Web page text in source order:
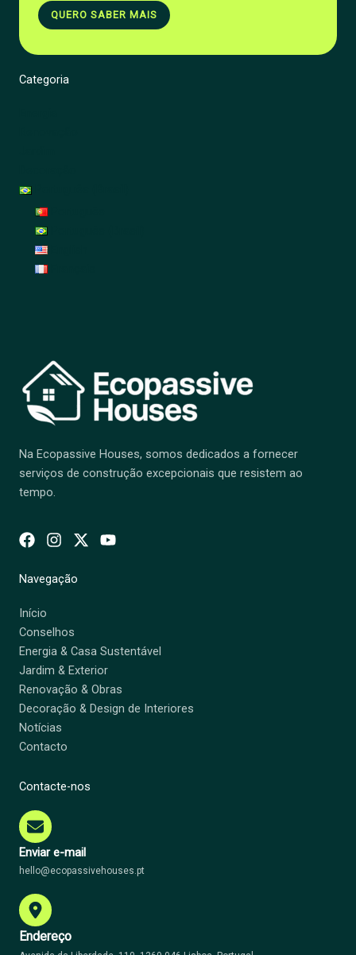
QUERO SABER MAIS
Categoria
Na Ecopassive Houses, somos dedicados a fornecer
serviços de construção excepcionais que resistem ao
tempo.
Navegação
Início
Conselhos
Energia & Casa Sustentável
Jardim & Exterior
Renovação & Obras
Decoração & Design de Interiores
Notícias
Contacto
Contacte-nos
Enviar e-mail
hello@ecopassivehouses.pt
Endereço